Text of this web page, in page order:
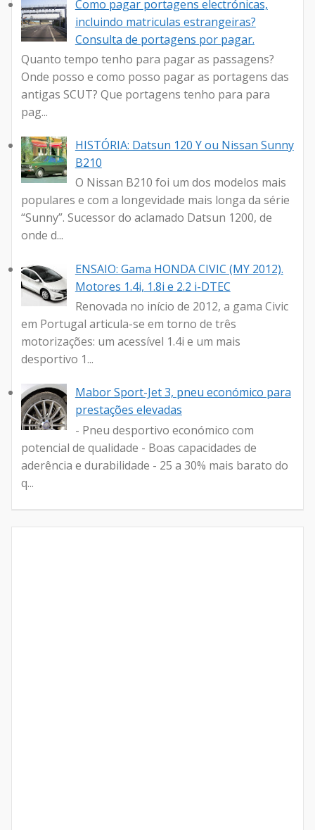
Como pagar portagens electrónicas,
incluindo matriculas estrangeiras?
Consulta de portagens por pagar.
Quanto tempo tenho para pagar as passagens?
Onde posso e como posso pagar as portagens das
antigas SCUT? Que portagens tenho para para
pag...
HISTÓRIA: Datsun 120 Y ou Nissan Sunny
B210
O Nissan B210 foi um dos modelos mais
populares e com a longevidade mais longa da série
“Sunny”. Sucessor do aclamado Datsun 1200, de
onde d...
ENSAIO: Gama HONDA CIVIC (MY 2012).
Motores 1.4i, 1.8i e 2.2 i-DTEC
Renovada no início de 2012, a gama Civic
em Portugal articula-se em torno de três
motorizações: um acessível 1.4i e um mais
desportivo 1...
Mabor Sport-Jet 3, pneu económico para
prestações elevadas
- Pneu desportivo económico com
potencial de qualidade - Boas capacidades de
aderência e durabilidade - 25 a 30% mais barato do
q...